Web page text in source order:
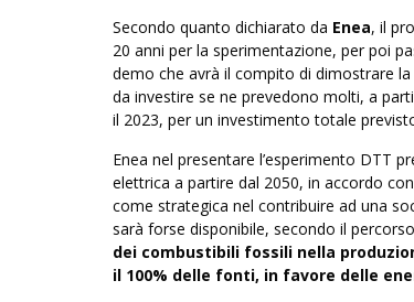
Secondo quanto dichiarato da Enea, il
20 anni per la sperimentazione, per poi
demo che avrà il compito di dimostrare
da investire se ne prevedono molti, a
il 2023, per un investimento totale
Enea nel presentare l’esperimento DTT
elettrica a partire dal 2050, in accordo
come strategica nel contribuire ad una
sarà forse disponibile, secondo il
dei combustibili fossili nella
il 100% delle fonti, in favore delle